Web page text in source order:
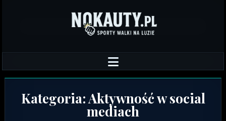
Kategoria:Aktywność w social
mediach